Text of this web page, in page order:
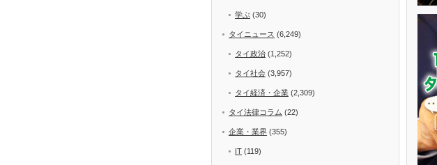
学ぶ (30)
タイニュース (6,249)
タイ政治 (1,252)
タイ社会 (3,957)
タイ経済・企業 (2,309)
タイ法律コラム (22)
企業・業界 (355)
IT (119)